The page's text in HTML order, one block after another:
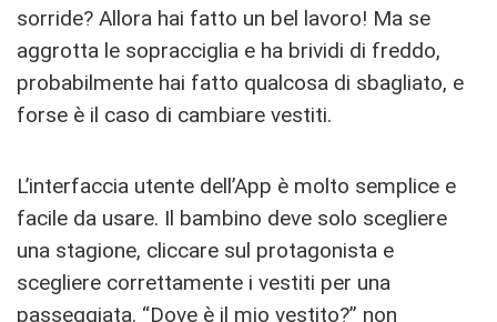
sorride? Allora hai fatto un bel lavoro! Ma se
aggrotta le sopracciglia e ha brividi di freddo,
probabilmente hai fatto qualcosa di sbagliato, e
forse è il caso di cambiare vestiti.
L’interfaccia utente dell’App è molto semplice e
facile da usare. Il bambino deve solo scegliere
una stagione, cliccare sul protagonista e
scegliere correttamente i vestiti per una
passeggiata. “Dove è il mio vestito?” non